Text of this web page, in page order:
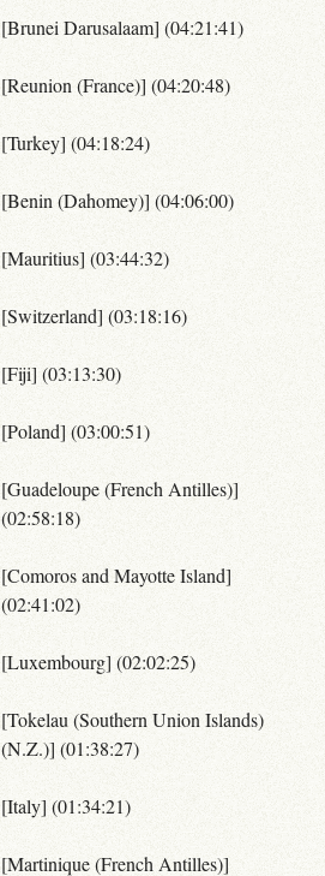
[Brunei Darusalaam] (04:21:41)
[Reunion (France)] (04:20:48)
[Turkey] (04:18:24)
[Benin (Dahomey)] (04:06:00)
[Mauritius] (03:44:32)
[Switzerland] (03:18:16)
[Fiji] (03:13:30)
[Poland] (03:00:51)
[Guadeloupe (French Antilles)]
(02:58:18)
[Comoros and Mayotte Island]
(02:41:02)
[Luxembourg] (02:02:25)
[Tokelau (Southern Union Islands)
(N.Z.)] (01:38:27)
[Italy] (01:34:21)
[Martinique (French Antilles)]